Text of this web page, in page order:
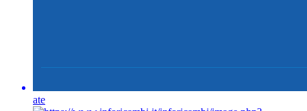
ate